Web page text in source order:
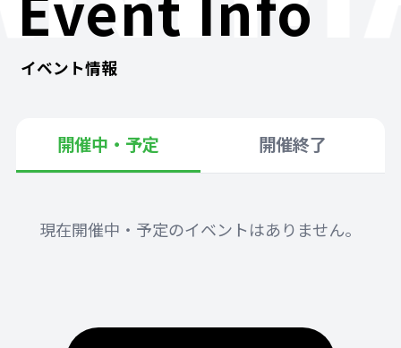
イベント情報
開催中・予定 開催終了
現在開催中・予定のイベントはありません。